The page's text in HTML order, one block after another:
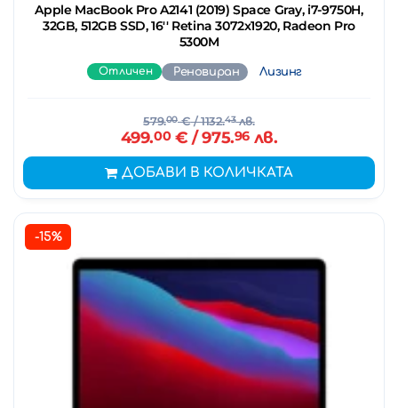
Apple MacBook Pro A2141 (2019) Space Gray, i7-9750H,
32GB, 512GB SSD, 16'' Retina 3072x1920, Radeon Pro
5300M
Отличен Реновиран Лизинг
579.00€/ 1132.43лв.
499.00€ / 975.96лв.
ДОБАВИ В КОЛИЧКАТА
-15%